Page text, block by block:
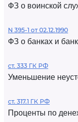
ФЗ о воинской
N 395-1 от 02.12.1990
ФЗ о банках и
ст. 333 ГК РФ
Уменьшение
ст. 317.1 ГК РФ
Проценты по